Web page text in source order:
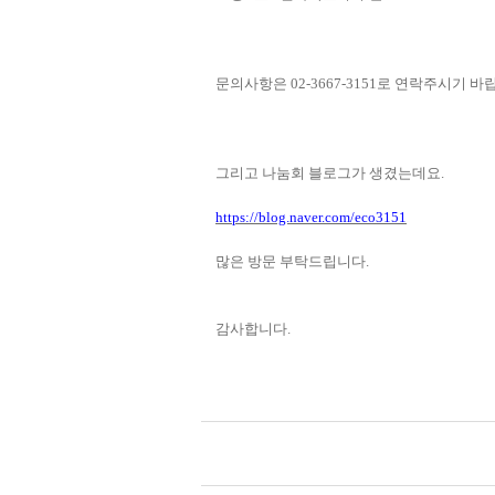
문의사항은 02-3667-3151 로 연락주시기 바
그리고 나눔회 블로그가 생겼는데요.
https://blog.naver.com/eco3151
많은 방문 부탁드립니다
감사합니다